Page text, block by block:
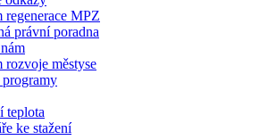
regenerace MPZ
právní poradna
rozvoje městyse
teplota
ke stažení